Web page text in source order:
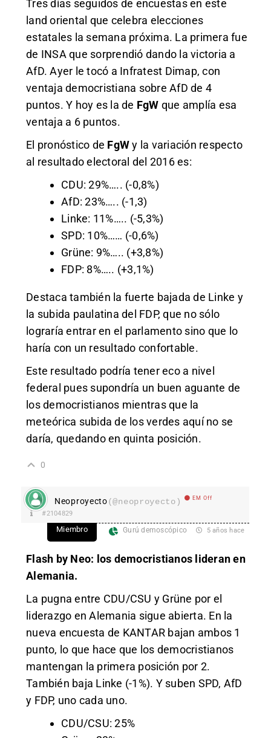
Tres días seguidos de encuestas en este
land oriental que celebra elecciones
estatales la semana próxima. La primera fue
de INSA que sorprendió dando la victoria a
AfD. Ayer le tocó a Infratest Dimap, con
ventaja democristiana sobre AfD de 4
puntos. Y hoy es la de FgW que amplía esa
ventaja a 6 puntos.
El pronóstico de FgWy la variación respecto
al resultado electoral del 2016 es:
CDU: 29%….. (-0,8%)
AfD: 23%….. (-1,3)
Linke: 11%….. (-5,3%)
SPD: 10%…… (-0,6%)
Grüne: 9%….. (+3,8%)
FDP: 8%….. (+3,1%)
Destaca también la fuerte bajada de Linke y
la subida paulatina del FDP, que no sólo
lograría entrar en el parlamento sino que lo
haría con un resultado confortable.
Este resultado podría tener eco a nivel
federal pues supondría un buen aguante de
los democristianos mientras que la
meteórica subida de los verdes aquí no se
daría, quedando en quinta posición.
0
Neoproyecto(@neoproyecto) EM Off
#2104829
Miembro Gurú demoscópico 5 años hace
Flash by Neo: los democristianos lideran en
Alemania.
La pugna entre CDU/CSU y Grüne por el
liderazgo en Alemania sigue abierta. En la
nueva encuesta de KANTAR bajan ambos 1
punto, lo que hace que los democristianos
mantengan la primera posición por 2.
También baja Linke (-1%). Y suben SPD, AfD
y FDP, uno cada uno.
CDU/CSU: 25%